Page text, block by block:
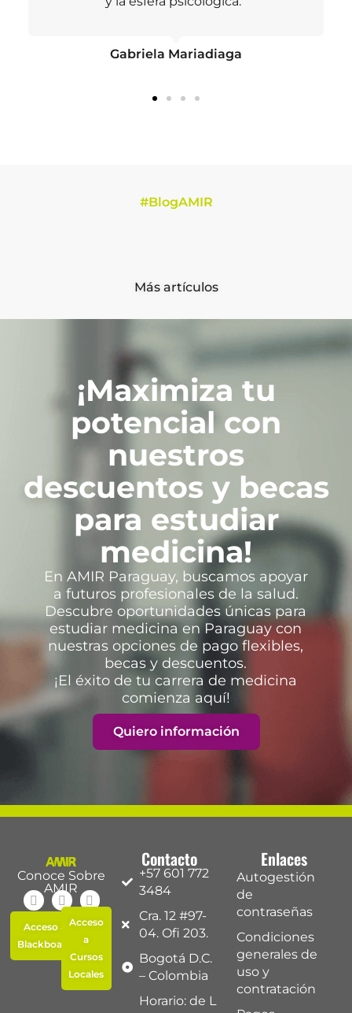
#BlogAMIR
Más artículos
¡Maximiza tu
potencial con
nuestros
descuentos y becas
para estudiar
medicina!
En AMIR Paraguay, buscamos apoyar
a futuros profesionales de la salud.
Descubre oportunidades únicas para
estudiar medicina en Paraguay con
nuestras opciones de pago flexibles,
becas y descuentos.
¡El éxito de tu carrera de medicina
comienza aquí!
Quiero información
Conoce Sobre
AMIR
Acceso a
Blackboard
Acceso
a
Cursos
Locales
Contacto
+57 601 772
3484
Cra. 12 #97-
04. Ofi 203.
Bogotá D.C.
– Colombia
Horario: de L
Enlaces
Autogestión
de
contraseñas
Condiciones
generales de
uso y
contratación